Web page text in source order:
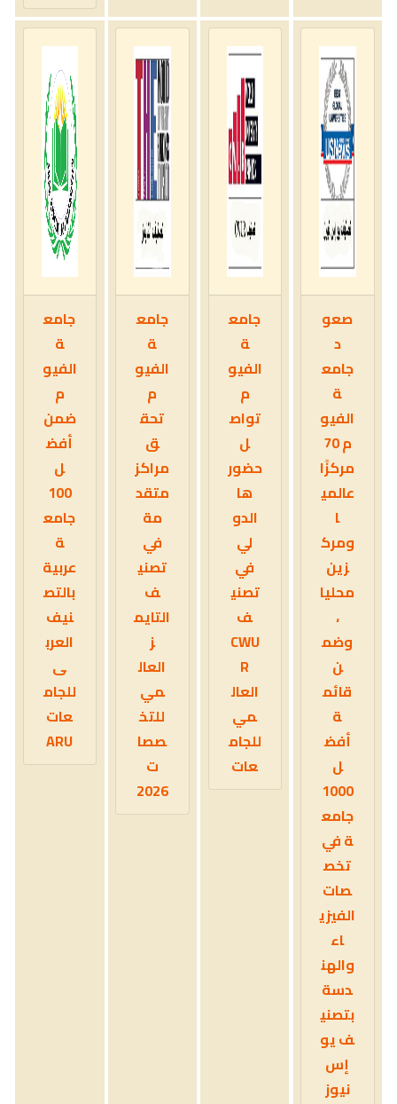
صعو
د
جامع
ة
الفيو
م 70
مركزًا
عالمي
ا
ومرك
زين
محليا
،
وضم
ن
قائم
ة
أفض
ل
1000
جامع
ة في
تخص
صات
الفيزي
اء
والهن
دسة
بتصني
ف يو
إس
نيوز
جامع
ة
الفيو
م
تواص
ل
حضور
ها
الدو
لي
في
تصني
ف
CWU
R
العال
مي
للجام
عات
جامع
ة
الفيو
م
تحق
ق
مراكز
متقد
مة
في
تصني
ف
التايم
ز
العال
مي
للتخ
صصا
ت
2026
جامع
ة
الفيو
م
ضمن
أفض
ل
100
جامع
ة
عربية
بالتص
نيف
العرب
ى
للجام
عات
ARU